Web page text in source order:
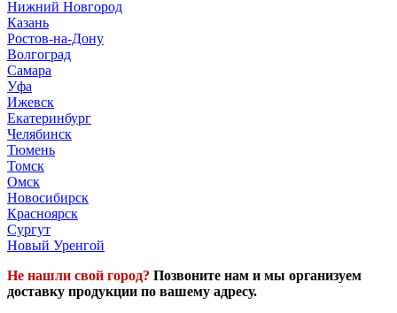
Нижний Новгород
Казань
Ростов-на-Дону
Волгоград
Самара
Уфа
Ижевск
Екатеринбург
Челябинск
Тюмень
Томск
Омск
Новосибирск
Красноярск
Сургут
Новый Уренгой
Не нашли свой город? Позвоните нам и мы организуем
доставку продукции по вашему адресу.